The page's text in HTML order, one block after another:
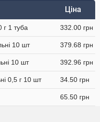
Ціна
г 1 туба 332.00 грн
10 шт 379.68 грн
10 шт 392.96 грн
0,5 г 10 шт 34.50 грн
65.50 грн